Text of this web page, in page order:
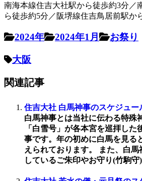
南海本線住吉大社駅から徒歩約3分／
ら徒歩約5分／阪堺線住吉鳥居前駅か
2024年 2024年1月 お祭り
大阪
関連記事
住吉大社 白馬神事のスケジュー
白馬神事とは当社に伝わる特殊
「白雪号」が各本宮を巡拝した
事です。年の初めに白馬を見る
えられております。 また、白
しているご朱印やお守り(竹駒